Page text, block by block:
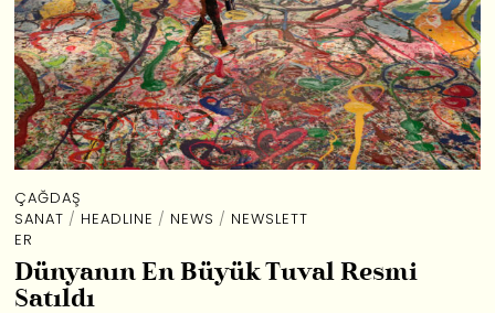
ÇAĞDAŞ
SANAT / HEADLINE / NEWS / NEWSLETT
ER
Dünyanın En Büyük Tuval Resmi
Satıldı